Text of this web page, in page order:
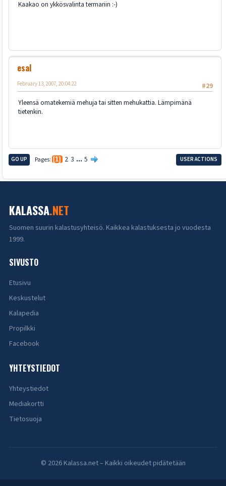
Kaakao on ykkösvalinta termariin :-)
esal
#29
February 13, 2007, 20:04:22
Yleensä omatekemiä mehuja tai sitten mehukattia. Lämpimänä
tietenkin.
GO UP Pages 1 2 3 ... 5 USER ACTIONS
KALASSA.NET
Suomen suurin kalastusyhteisö. Kaikkea kalastuksesta jo vuodesta
1999.
SIVUSTO
Etusivu
Keskustelut
Kalapedia
Propilkki
Facebook
YHTEYSTIEDOT
Yhteystiedot
Mediakortti
Tietosuoja
© 2026 Kalassa.net – Kaikki oikeudet pidätetään